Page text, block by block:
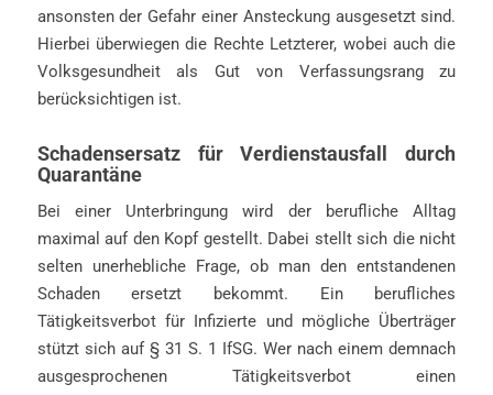
ansonsten der Gefahr einer Ansteckung ausgesetzt sind.
Hierbei überwiegen die Rechte Letzterer, wobei auch die
Volksgesundheit als Gut von Verfassungsrang zu
berücksichtigen ist.
Schadensersatz für Verdienstausfall durch
Quarantäne
Bei einer Unterbringung wird der berufliche Alltag
maximal auf den Kopf gestellt. Dabei stellt sich die nicht
selten unerhebliche Frage, ob man den entstandenen
Schaden ersetzt bekommt. Ein berufliches
Tätigkeitsverbot für Infizierte und mögliche Überträger
stützt sich auf § 31 S. 1 IfSG. Wer nach einem demnach
ausgesprochenen Tätigkeitsverbot einen